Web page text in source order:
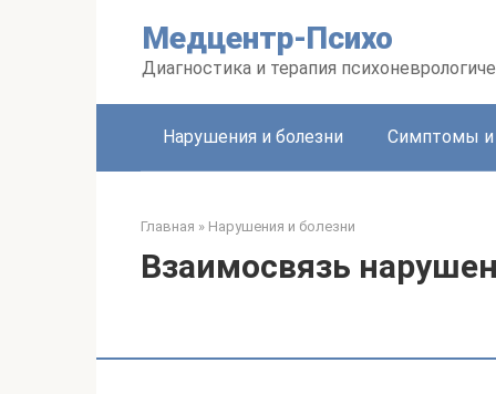
Медцентр-Психо
Диагностика и терапия
Нарушения и болезни Симптомы и
Главная » Нарушения и болезни
Взаимосвязь